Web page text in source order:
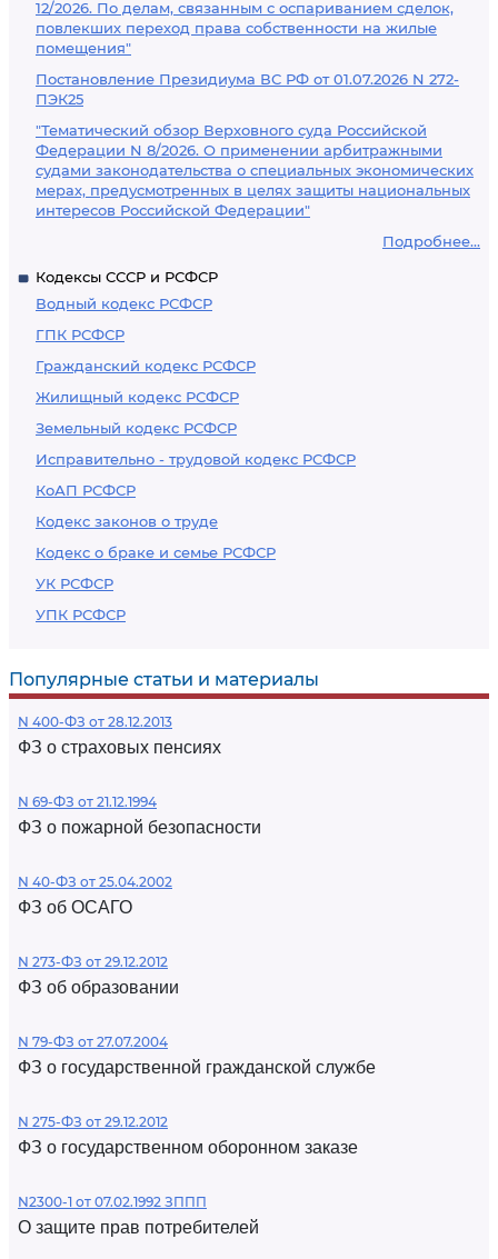
12/2026. По делам, связанным с оспариванием сделок,
повлекших переход права собственности на жилые
помещения"
Постановление Президиума ВС РФ от 01.07.2026 N 272-
ПЭК25
"Тематический обзор Верховного суда Российской
Федерации N 8/2026. О применении арбитражными
судами законодательства о специальных экономических
мерах, предусмотренных в целях защиты национальных
интересов Российской Федерации"
Подробнее...
Кодексы СССР и РСФСР
Водный кодекс РСФСР
ГПК РСФСР
Гражданский кодекс РСФСР
Жилищный кодекс РСФСР
Земельный кодекс РСФСР
Исправительно - трудовой кодекс РСФСР
КоАП РСФСР
Кодекс законов о труде
Кодекс о браке и семье РСФСР
УК РСФСР
УПК РСФСР
Популярные статьи и материалы
N 400-ФЗ от 28.12.2013
ФЗ о страховых пенсиях
N 69-ФЗ от 21.12.1994
ФЗ о пожарной безопасности
N 40-ФЗ от 25.04.2002
ФЗ об ОСАГО
N 273-ФЗ от 29.12.2012
ФЗ об образовании
N 79-ФЗ от 27.07.2004
ФЗ о государственной гражданской службе
N 275-ФЗ от 29.12.2012
ФЗ о государственном оборонном заказе
N2300-1 от 07.02.1992 ЗППП
О защите прав потребителей